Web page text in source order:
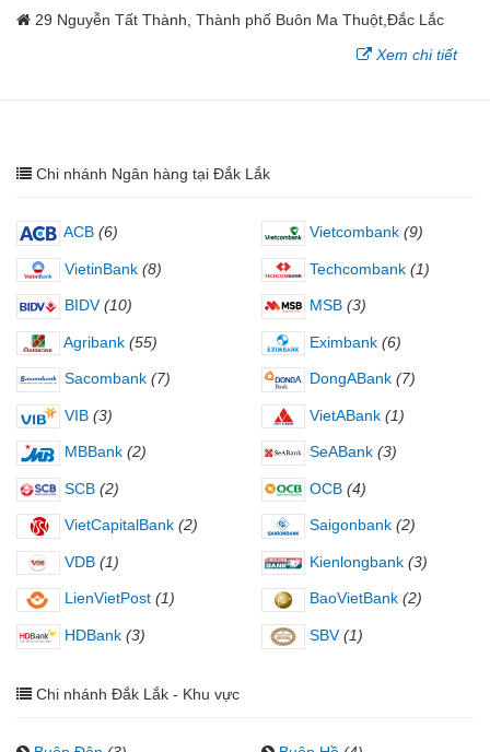
29 Nguyễn Tất Thành, Thành phố Buôn Ma Thuột,Đắc Lắc
Xem chi tiết
Chi nhánh Ngân hàng tại Đắk Lắk
ACB (6) Vietcombank (9)
VietinBank (8) Techcombank (1)
BIDV (10) MSB (3)
Agribank (55) Eximbank (6)
Sacombank (7) DongABank (7)
VIB (3) VietABank (1)
MBBank (2) SeABank (3)
SCB (2) OCB (4)
VietCapitalBank (2) Saigonbank (2)
VDB (1) Kienlongbank (3)
LienVietPost (1) BaoVietBank (2)
HDBank (3) SBV (1)
Chi nhánh Đắk Lắk - Khu vực